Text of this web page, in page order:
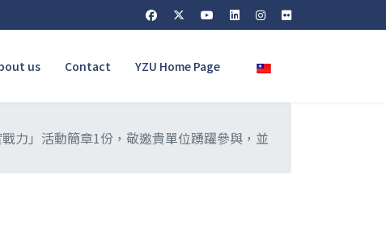
us Contact YZU Home Page Select your language
力」活動簡章1份，敬邀貴單位踴躍參與，並